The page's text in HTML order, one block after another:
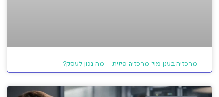
מרכזיה בענן מול מרכזיה פיזית – מה נכון לעסק?